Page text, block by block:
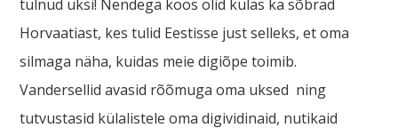
tulnud üksi! Nendega koos olid külas ka sõbrad
Horvaatiast, kes tulid Eestisse just selleks, et oma
silmaga näha, kuidas meie digiõpe toimib.
Vandersellid avasid rõõmuga oma uksed ning
tutvustasid külalistele oma digividinaid, nutikaid